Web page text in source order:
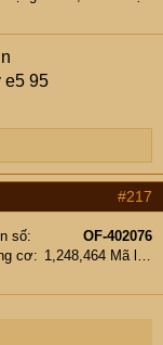
là nước.....
e5 95
#217
số
OF-402076
cơ